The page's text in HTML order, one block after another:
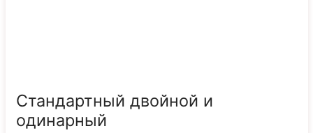
Стандартный двойной и
одинарный